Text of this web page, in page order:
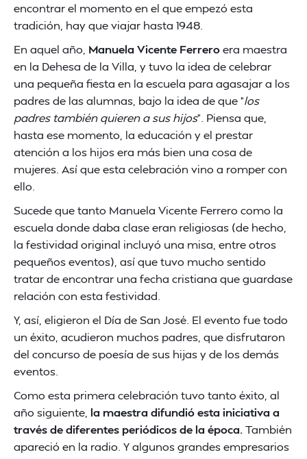
encontrar el momento en el que empezó esta
tradición, hay que viajar hasta 1948.
En aquel año, Manuela Vicente Ferreroera maestra
en la Dehesa de la Villa, y tuvo la idea de celebrar
una pequeña fiesta en la escuela para agasajar a los
padres de las alumnas, bajo la idea de que “los
padres también quieren a sus hijos”. Piensa que,
hasta ese momento, la educación y el prestar
atención a los hijos era más bien una cosa de
mujeres. Así que esta celebración vino a romper con
ello.
Sucede que tanto Manuela Vicente Ferrero como la
escuela donde daba clase eran religiosas (de hecho,
la festividad original incluyó una misa, entre otros
pequeños eventos), así que tuvo mucho sentido
tratar de encontrar una fecha cristiana que guardase
relación con esta festividad.
Y, así, eligieron el Día de San José. El evento fue todo
un éxito, acudieron muchos padres, que disfrutaron
del concurso de poesía de sus hijas y de los demás
eventos.
Como esta primera celebración tuvo tanto éxito, al
año siguiente, la maestra difundió esta iniciativa a
través de diferentes periódicos de la época. También
apareció en la radio. Y algunos grandes empresarios